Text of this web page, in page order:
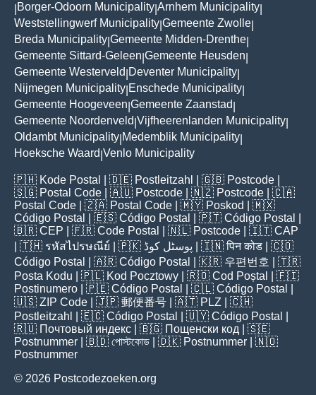
Borger-Odoorn Municipality Arnhem Municipality
Weststellingwerf Municipality Gemeente Zwolle
Breda Municipality Gemeente Midden-Drenthe
Gemeente Sittard-Geleen Gemeente Heusden
Gemeente Westerveld Deventer Municipality
Nijmegen Municipality Enschede Municipality
Gemeente Hoogeveen Gemeente Zaanstad
Gemeente Noordenveld Vijfheerenlanden Municipality
Oldambt Municipality Medemblik Municipality
Hoeksche Waard Venlo Municipality
🇵🇭 Kode Postal | 🇩🇪 Postleitzahl | 🇬🇧 Postcode
🇸🇬 Postal Code | 🇦🇺 Postcode | 🇳🇿 Postcode | 🇨🇦
Postal Code | 🇿🇦 Postal Code | 🇲🇾 Poskod
| 🇲🇽
Código Postal
| 🇪🇸 Código Postal | 🇵🇹 Código Postal
🇧🇷 CEP | 🇫🇷 Code Postal | 🇳🇱 Postcode | 🇮🇹 CAP
| 🇹🇭 รหัสไปรษณีย์ | 🇵🇰 پوسٹل کوڈ | 🇮🇳पिन कोड | 🇨🇴
Código Postal
| 🇦🇷 Código Postal | 🇰🇷 우편번호
| 🇹🇷
Posta Kodu | 🇵🇱 Kod Pocztowy | 🇷🇴 Cod Poștal
| 🇫🇮
Postinumero | 🇵🇪 Código Postal | 🇨🇱 Código Postal
🇺🇸 ZIP Code | 🇯🇵 郵便番号 | 🇦🇹 PLZ | 🇨🇭
Postleitzahl
| 🇪🇨 Código Postal | 🇺🇾 Código Postal
🇷🇺 Почтовый индекс | 🇧🇬 Пощенски код | 🇸🇪
Postnummer | 🇧🇩 পোস্টকোড | 🇩🇰 Postnummer | 🇳🇴
Postnummer
© 2026 Postcodezoeken.org